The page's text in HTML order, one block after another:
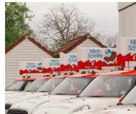
PROMO